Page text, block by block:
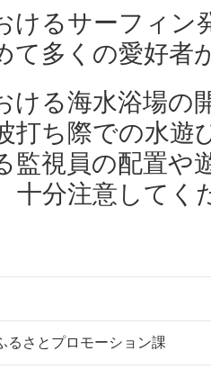
けるサーフィン
て多くの愛好者
ける海水浴場の
打ち際での水遊
監視員の配置や
十分注意してく
るさとプロモーション課